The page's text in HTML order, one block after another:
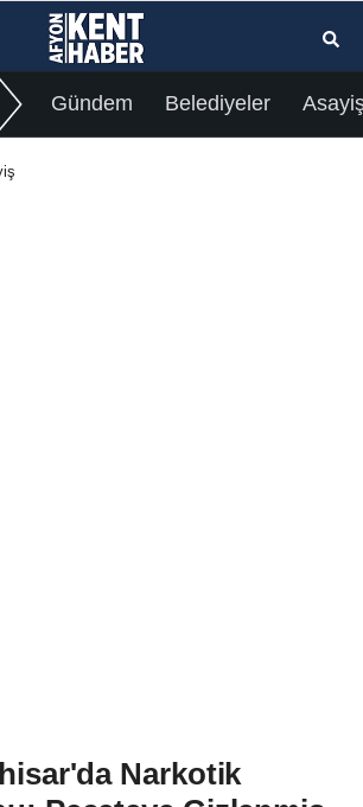
Gündem Belediyeler
Narkotik